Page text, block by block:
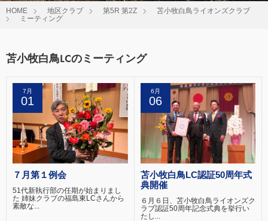
HOME 地区クラブ 第5R 第2Z
苫小牧白鳥ライオンズクラブ
ミーティング
苫小牧白鳥LCのミーティング
7月
01
７月第１例会
51代新執行部の任期が始まりまし
た 姉妹クラブの福島東LCさんから
素敵な...
6月
06
苫小牧白鳥LC認証50周年式
典開催
６月６日、苫小牧白鳥ライオンズク
ラブ認証50周年記念式典を挙行い
たし...